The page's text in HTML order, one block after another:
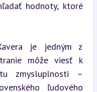
hodnoty, ktoré
je jedným z
môže viesť k
zmysluplnosti –
ľudového